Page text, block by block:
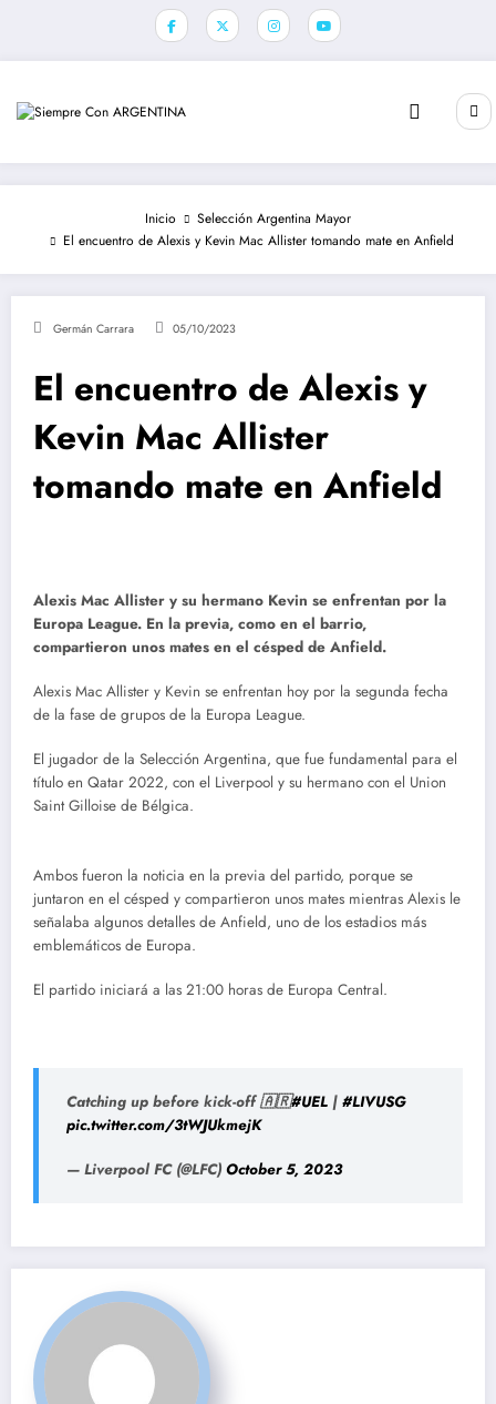
Inicio
Selección Argentina Mayor
El encuentro de Alexis y Kevin Mac Allister tomando mate en Anfield
Germán Carrara 05/10/2023
El encuentro de Alexis y
Kevin Mac Allister
tomando mate en Anfield
Alexis Mac Allister y su hermano Kevin se enfrentan por la
Europa League. En la previa, como en el barrio,
compartieron unos mates en el césped de Anfield.
Alexis Mac Allister y Kevin se enfrentan hoy por la segunda fecha
de la fase de grupos de la Europa League.
El jugador de la Selección Argentina, que fue fundamental para el
título en Qatar 2022, con el Liverpool y su hermano con el Union
Saint Gilloise de Bélgica.
Ambos fueron la noticia en la previa del partido, porque se
juntaron en el césped y compartieron unos mates mientras Alexis le
señalaba algunos detalles de Anfield, uno de los estadios más
emblemáticos de Europa.
El partido iniciará a las 21:00 horas de Europa Central.
Catching up before kick-off 🇦🇷#UEL | #LIVUSG
pic.twitter.com/3tWJUkmejK
— Liverpool FC (@LFC) October 5, 2023